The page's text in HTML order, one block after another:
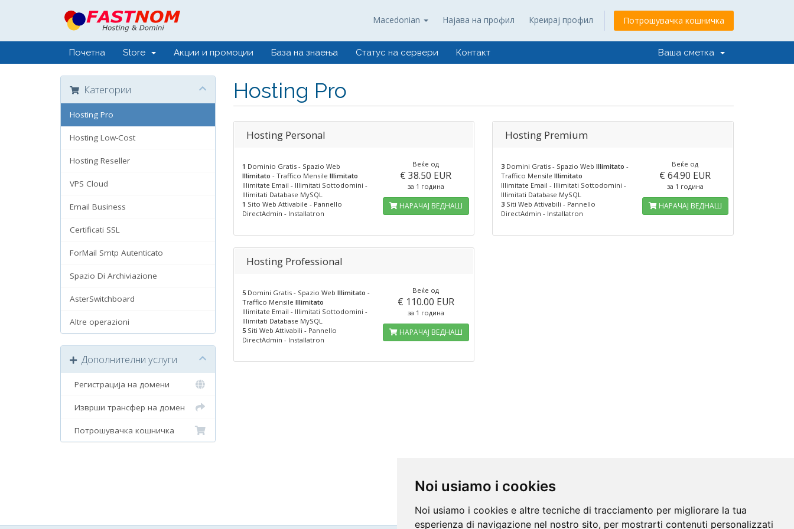
Noi usiamo i cookies
Noi usiamo i cookies e altre tecniche di tracciamento per migliorare la tua
esperienza di navigazione nel nostro sito, per mostrarti contenuti personalizzati
Macedonian Најава на профил Креирај профил Потрошувачка кошничка
Почетна Store Акции и промоции База на знаења Статус на сервери Контакт Ваша сметка
Hosting Pro
Категории
Hosting Pro
Hosting Low-Cost
Hosting Reseller
VPS Cloud
Email Business
Certificati SSL
ForMail Smtp Autenticato
Spazio Di Archiviazione
AsterSwitchboard
Altre operazioni
Дополнителни услуги
Регистрација на домени
Изврши трансфер на домен
Потрошувачка кошничка
Hosting Personal
1 Dominio Gratis - Spazio Web
Illimitato - Traffico Mensile Illimitato
Illimitate Email - Illimitati Sottodomini -
Illimitati Database MySQL
1 Sito Web Attivabile - Pannello
DirectAdmin - Installatron
Веќе од
€ 38.50 EUR
за 1 година
НАРАЧАЈ ВЕДНАШ
Hosting Premium
3 Domini Gratis - Spazio WebIllimitato -
Traffico MensileIllimitato
Illimitate Email - Illimitati Sottodomini -
Illimitati Database MySQL
3 Siti Web Attivabili - Pannello
DirectAdmin - Installatron
Веќе од
€ 64.90 EUR
за 1 година
НАРАЧАЈ ВЕДНАШ
Hosting Professional
5Domini Gratis - Spazio Web Illimitato -
Traffico Mensile Illimitato
Illimitate Email - Illimitati Sottodomini -
Illimitati Database MySQL
5Siti Web Attivabili - Pannello
DirectAdmin - Installatron
Веќе од
€ 110.00 EUR
за 1 година
НАРАЧАЈ ВЕДНАШ